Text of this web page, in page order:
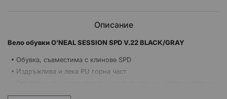
Описание
Вело обувки O'NEAL SESSION SPD V.22 BLACK/GRAY
Обувка, съвместима с клинове SPD
Издръжлива и лека PU горна част